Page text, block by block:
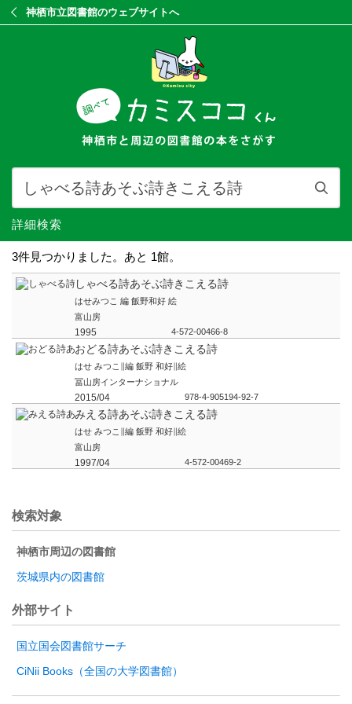
神栖市立図書館のウェブサイトへ
詳細検索
3件見つかりました。あと 1館。
しゃべる詩あそぶ詩きこえる詩
はせみつこ 編 飯野和好 絵
富山房
1995 4-572-00466-8
おどる詩あそぶ詩きこえる詩
はせ みつこ∥編 飯野 和好∥絵
冨山房インターナショナル
2015/04 978-4-905194-92-7
みえる詩あそぶ詩きこえる詩
はせ みつこ∥編 飯野 和好∥絵
富山房
1997/04 4-572-00469-2
検索対象
神栖市周辺の図書館
茨城県内の図書館
外部サイト
国立国会図書館サーチ
CiNii Books（全国の大学図書館）